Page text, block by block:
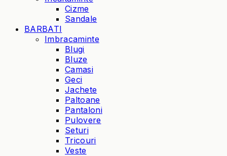
Cizme
Sandale
BARBATI
Imbracaminte
Blugi
Bluze
Camasi
Geci
Jachete
Paltoane
Pantaloni
Pulovere
Seturi
Tricouri
Veste